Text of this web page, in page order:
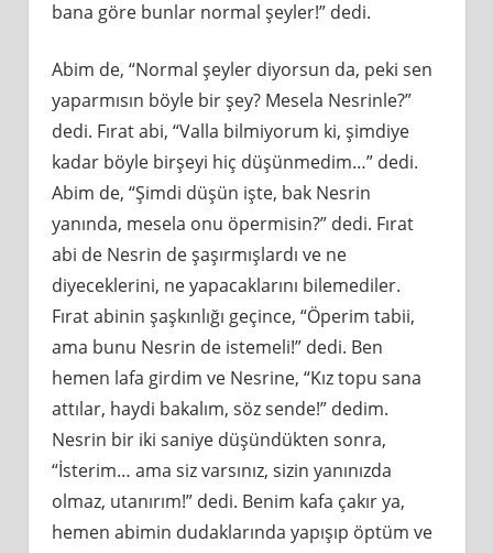
bana göre bunlar normal şeyler!” dedi.
Abim de, “Normal şeyler diyorsun da, peki sen
yaparmısın böyle bir şey? Mesela Nesrinle?”
dedi. Fırat abi, “Valla bilmiyorum ki, şimdiye
kadar böyle birşeyi hiç düşünmedim…” dedi.
Abim de, “Şimdi düşün işte, bak Nesrin
yanında, mesela onu öpermisin?” dedi. Fırat
abi de Nesrin de şaşırmışlardı ve ne
diyeceklerini, ne yapacaklarını bilemediler.
Fırat abinin şaşkınlığı geçince, “Öperim tabii,
ama bunu Nesrin de istemeli!” dedi. Ben
hemen lafa girdim ve Nesrine, “Kız topu sana
attılar, haydi bakalım, söz sende!” dedim.
Nesrin bir iki saniye düşündükten sonra,
“İsterim… ama siz varsınız, sizin yanınızda
olmaz, utanırım!” dedi. Benim kafa çakır ya,
hemen abimin dudaklarında yapışıp öptüm ve